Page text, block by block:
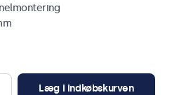
Læg i indkøbskurven